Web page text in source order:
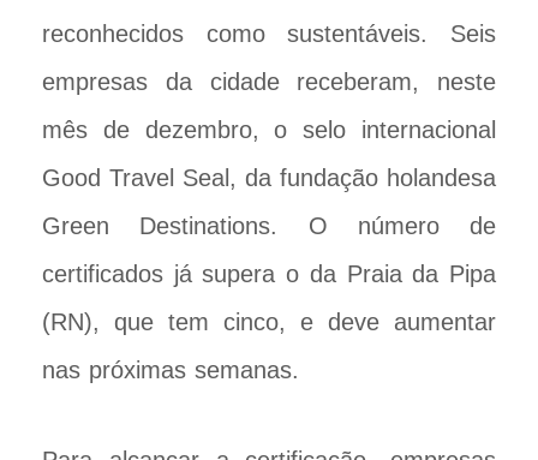
reconhecidos como sustentáveis. Seis
empresas da cidade receberam, neste
mês de dezembro, o selo internacional
Good Travel Seal, da fundação holandesa
Green Destinations. O número de
certificados já supera o da Praia da Pipa
(RN), que tem cinco, e deve aumentar
nas próximas semanas.